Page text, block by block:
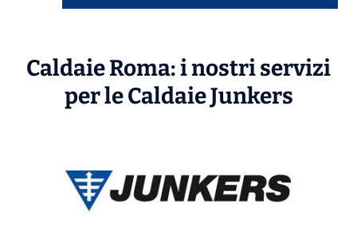
Caldaie Roma: i nostri servizi
per le CaldaieJunkers